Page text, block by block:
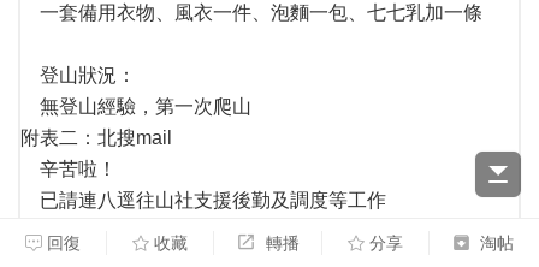
一套備用衣物、風衣一件、泡麵一包、七七乳加一條
登山狀況：
無登山經驗，第一次爬山
附表二：北搜mail
辛苦啦！
已請連八逕往山社支援後勤及調度等工作
千萬別亂了軍心
回復 收藏 轉播 分享 淘帖